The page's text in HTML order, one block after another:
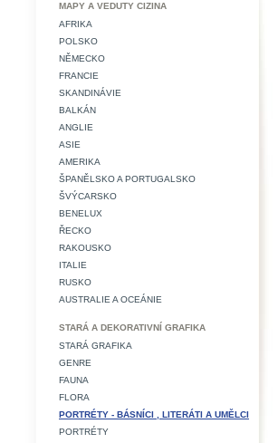
MAPY A VEDUTY CIZINA
AFRIKA
POLSKO
NĚMECKO
FRANCIE
SKANDINÁVIE
BALKÁN
ANGLIE
ASIE
AMERIKA
ŠPANĚLSKO A PORTUGALSKO
ŠVÝCARSKO
BENELUX
ŘECKO
RAKOUSKO
ITALIE
RUSKO
AUSTRALIE A OCEÁNIE
STARÁ A DEKORATIVNÍ GRAFIKA
STARÁ GRAFIKA
GENRE
FAUNA
FLORA
PORTRÉTY - BÁSNÍCI , LITERÁTI A UMĚLCI
PORTRÉTY